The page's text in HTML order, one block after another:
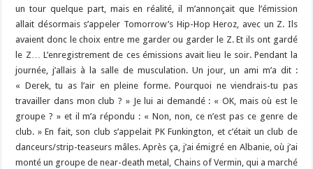
un tour quelque part, mais en réalité, il m’annonçait que l’émission
allait désormais s’appeler Tomorrow’s Hip-Hop Heroz, avec un Z. Ils
avaient donc le choix entre me garder ou garder le Z. Et ils ont gardé
le Z… L’enregistrement de ces émissions avait lieu le soir. Pendant la
journée, j’allais à la salle de musculation. Un jour, un ami m’a dit :
« Derek, tu as l’air en pleine forme. Pourquoi ne viendrais-tu pas
travailler dans mon club ? » Je lui ai demandé : « OK, mais où est le
groupe ? » et il m’a répondu : « Non, non, ce n’est pas ce genre de
club. » En fait, son club s’appelait PK Funkington, et c’était un club de
danceurs/strip-teaseurs mâles. Après ça, j’ai émigré en Albanie, où j’ai
monté un groupe de near-death metal, Chains of Vermin, qui a marché